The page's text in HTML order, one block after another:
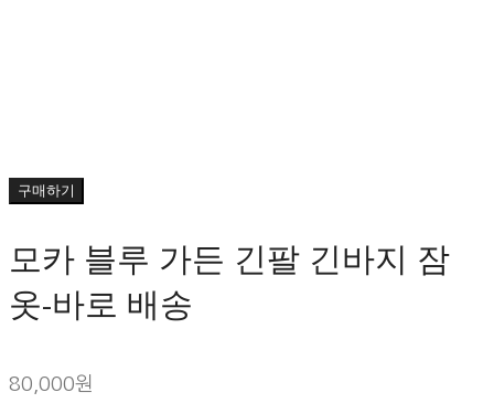
구매하기
모카 블루 가든 긴팔 긴바지 잠
옷-바로 배송
80,000원